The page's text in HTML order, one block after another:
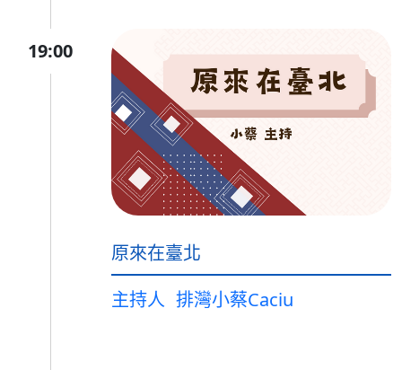
19:00
原來在臺北
主持人 排灣小蔡Caciu